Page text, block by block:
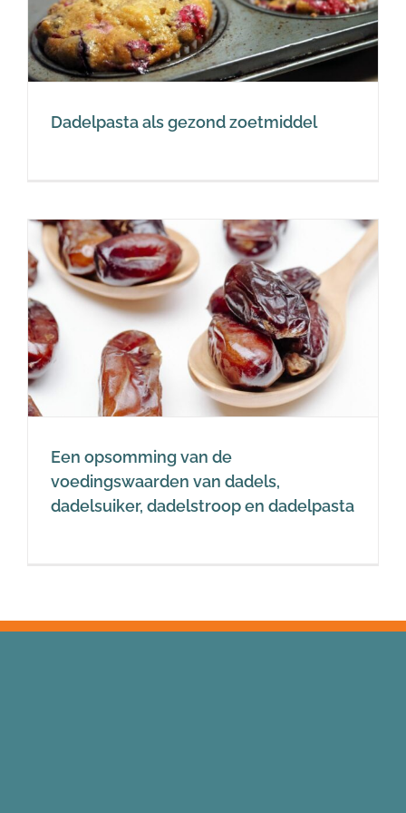
Dadelpasta als gezond zoetmiddel
Een opsomming van de
voedingswaarden van dadels,
dadelsuiker, dadelstroop en dadelpasta